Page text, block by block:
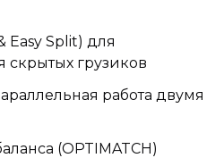
Easy Split) для
грузиков
работа двумя
(OPTIMATCH)